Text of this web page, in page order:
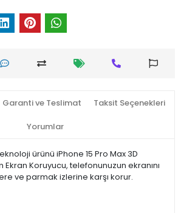
Garanti ve Teslimat Taksit Seçenekleri
Yorumlar
ürünü iPhone 15 Pro Max 3D
Koruyucu, telefonunuzun ekranını
ve parmak izlerine karşı korur.